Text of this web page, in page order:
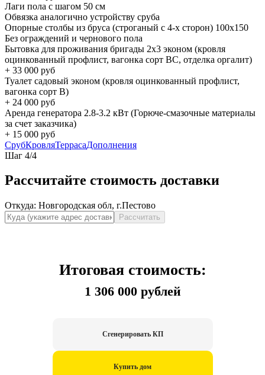
Лаги пола с шагом 50 см
Обвязка аналогично устройству сруба
Опорные столбы из бруса (строганый с 4-х сторон) 100х150
Без ограждений и чернового пола
Бытовка для проживания бригады 2x3 эконом (кровля
оцинкованный профлист, вагонка сорт BC, отделка оргалит)
+ 33 000 руб
Туалет садовый эконом (кровля оцинкованный профлист,
вагонка сорт B)
+ 24 000 руб
Аренда генератора 2.8-3.2 кВт (Горюче-смазочные материалы
за счет заказчика)
+ 15 000 руб
СрубКровляТеррасаДополнения
Шаг 4/4
Рассчитайте стоимость доставки
Откуда: Новгородская обл, г.Пестово
Рассчитать
Итоговая стоимость:
1 306 000 рублей
Сгенерировать КП
Купить дом